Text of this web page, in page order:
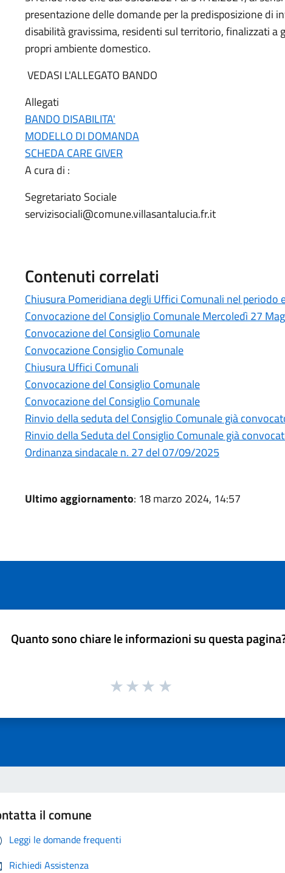
presentazione delle domande per la predisposizione di
disabilità gravissima, residenti sul territorio, finalizzati a
propri ambiente domestico.
VEDASI L'ALLEGATO BANDO
Allegati
BANDO DISABILITA'
MODELLO DI DOMANDA
SCHEDA CARE GIVER
A cura di :
Segretariato Sociale
servizisociali@comune.villasantalucia.fr.it
Contenuti correlati
Chiusura Pomeridiana degli Uffici Comunali nel periodo
Convocazione del Consiglio Comunale Mercoledì 27
Convocazione del Consiglio Comunale
Convocazione Consiglio Comunale
Chiusura Uffici Comunali
Convocazione del Consiglio Comunale
Convocazione del Consiglio Comunale
Rinvio della seduta del Consiglio Comunale già
Rinvio della Seduta del Consiglio Comunale già
Ordinanza sindacale n. 27 del 07/09/2025
Ultimo aggiornamento: 18 marzo 2024, 14:57
Quanto sono chiare le informazioni su questa
il comune
Leggi le domande frequenti
Richiedi Assistenza